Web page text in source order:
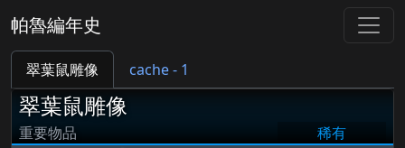
帕魯編年史
翠葉鼠雕像 cache - 1
翠葉鼠雕像
重要物品 稀有